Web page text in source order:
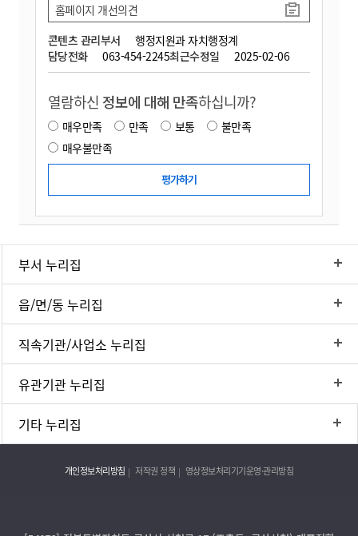
콘텐츠 관리부서
행정지원과 자치행정계
담당전화
063-454-2245최근수정일 2025-02-06
홈페이지 개선의견
열람하신 정보에 대해 만족하십니까?
매우만족 만족 보통
불만족
매우불만족
부서 누리집
읍/면/동 누리집
직속기관/사업소 누리집
유관기관 누리집
기타 누리집
개인정보처리방침 저작권 정책 영상정보처리기기운영·관리방침